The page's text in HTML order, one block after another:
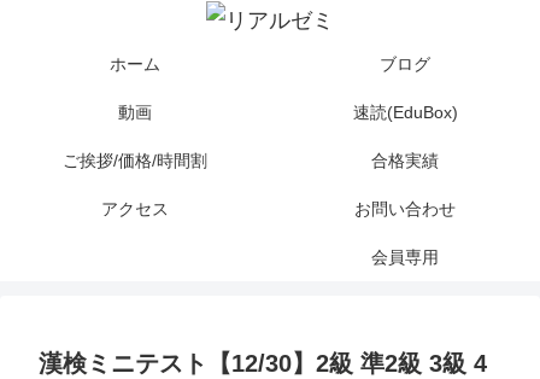
ホーム ブログ
動画 速読(EduBox)
ご挨拶/価格/時間割 合格実績
アクセス お問い合わせ
会員専用
漢検ミニテスト【12/30】2級 準2級 3級 4